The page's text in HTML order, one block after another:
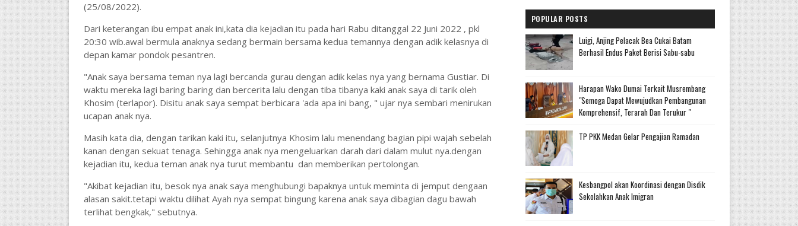
(25/08/2022).
Dari keterangan ibu empat anak ini,kata dia kejadian itu pada hari Rabu ditanggal 22 Juni 2022 , pkl
20:30 wib.awal bermula anaknya sedang bermain bersama kedua temannya dengan adik kelasnya di
depan kamar pondok pesantren.
"Anak saya bersama teman nya lagi bercanda gurau dengan adik kelas nya yang bernama Gustiar. Di
waktu mereka lagi baring baring dan bercerita lalu dengan tiba tibanya kaki anak saya di tarik oleh
Khosim (terlapor). Disitu anak saya sempat berbicara 'ada apa ini bang, " ujar nya sembari menirukan
ucapan anak nya.
Masih kata dia, dengan tarikan kaki itu, selanjutnya Khosim lalu menendang bagian pipi wajah sebelah
kanan dengan sekuat tenaga. Sehingga anak nya mengeluarkan darah dari dalam mulut nya.dengan
kejadian itu, kedua teman anak nya turut membantu dan memberikan pertolongan.
"Akibat kejadian itu, besok nya anak saya menghubungi bapaknya untuk meminta di jemput dengaan
alasan sakit.tetapi waktu dilihat Ayah nya sempat bingung karena anak saya dibagian dagu bawah
terlihat bengkak," sebutnya.
POPULAR POSTS
Luigi, Anjing Pelacak Bea Cukai Batam
Berhasil Endus Paket Berisi Sabu-sabu
Harapan Wako Dumai Terkait Musrembang
"Semoga Dapat Mewujudkan Pembangunan
Komprehensif, Terarah Dan Terukur "
TP PKK Medan Gelar Pengajian Ramadan
Kesbangpol akan Koordinasi dengan Disdik
Sekolahkan Anak Imigran